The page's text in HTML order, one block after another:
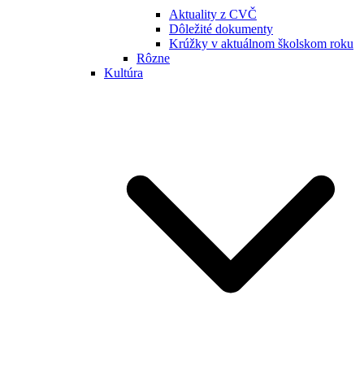
Aktuality z CVČ
Dôležité dokumenty
Krúžky v aktuálnom školskom roku
Rôzne
Kultúra